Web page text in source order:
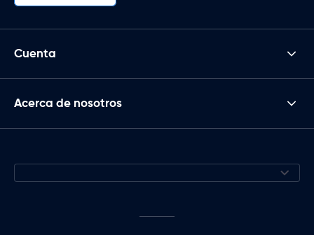
Cuenta
Acerca de nosotros